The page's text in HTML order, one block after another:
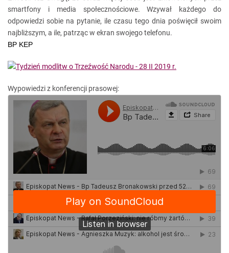
smartfony i media społecznościowe. Wzywał każdego do
odpowiedzi sobie na pytanie, ile czasu tego dnia poświęcił swoim
najbliższym, a ile, patrząc w ekran swojego telefonu.
BP KEP
Wypowiedzi z konferencji prasowej: